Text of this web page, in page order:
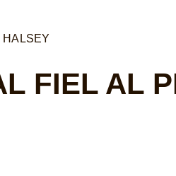
HALSEY
FIEL AL